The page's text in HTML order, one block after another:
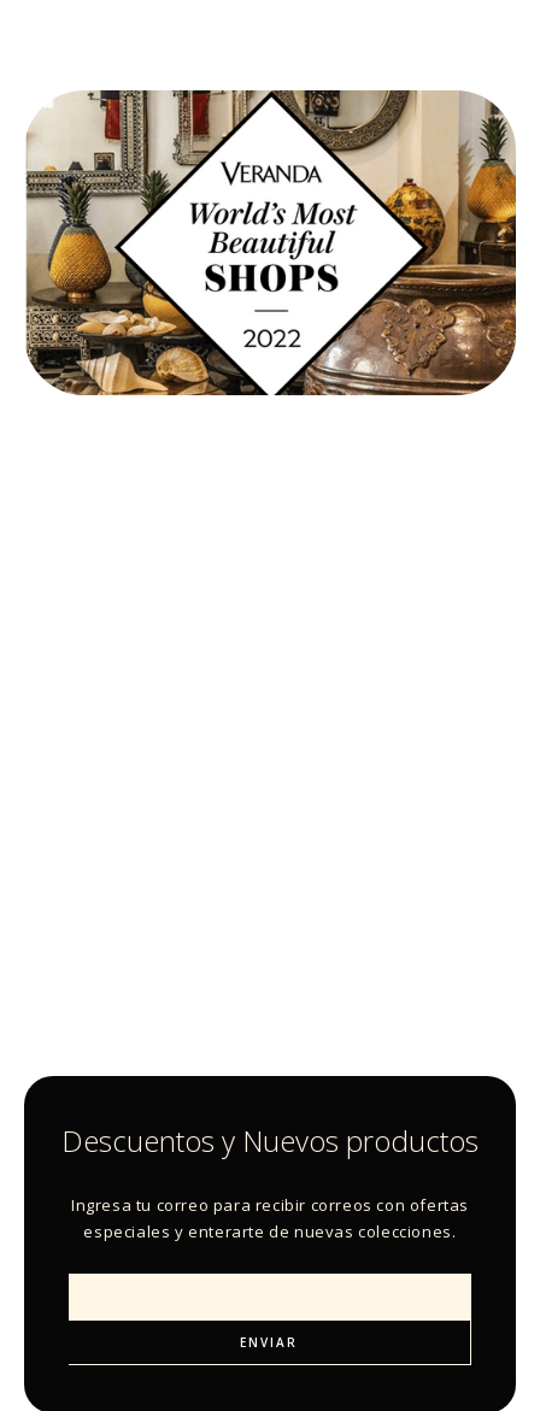
Descuentos y Nuevos productos
Ingresa tu correo para recibir correos con ofertas
especiales y enterarte de nuevas colecciones.